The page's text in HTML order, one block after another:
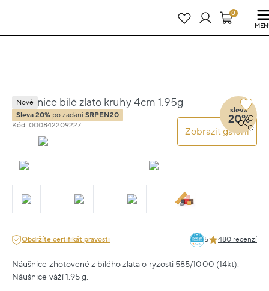
25 dní : 14h : 23m : 07s0
Náušnice bílé zlato kruhy 4cm 1.95g
Kód: 000842209227
Zobrazit galerii
Nové
Sleva 20% po zadání SRPEN20
sleva
20%
Obdržíte certifikát pravosti 5 480 recenzí
Náušnice zhotovené z bílého zlata o ryzosti 585/1000 (14kt).
Náušnice váží 1.95 g.